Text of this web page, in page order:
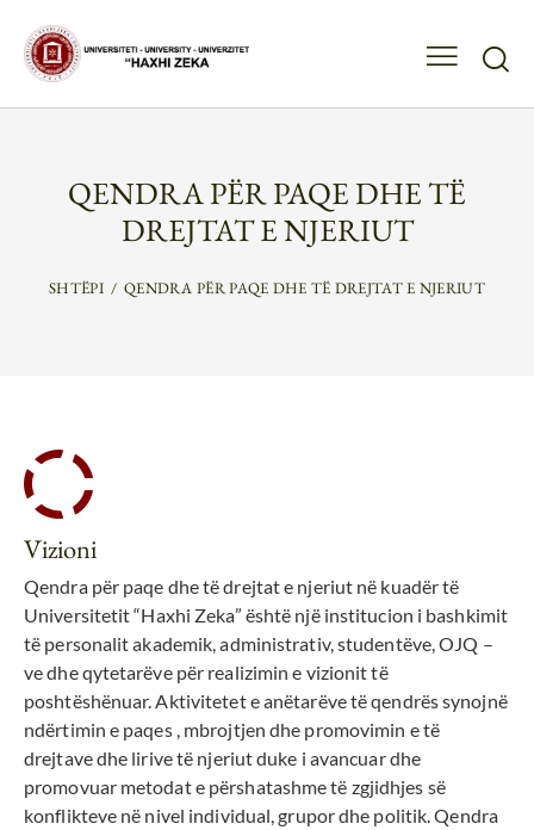
QENDRA PËR PAQE DHE TË
DREJTAT E NJERIUT
SHTËPI QENDRA PËR PAQE DHE TË DREJTAT E NJERIUT
Vizioni
Qendra për paqe dhe të drejtat e njeriut në kuadër të
Universitetit “Haxhi Zeka” është një institucion i bashkimit
të personalit akademik, administrativ, studentëve, OJQ –
ve dhe qytetarëve për realizimin e vizionit të
poshtëshënuar. Aktivitetet e anëtarëve të qendrës synojnë
ndërtimin e paqes , mbrojtjen dhe promovimin e të
drejtave dhe lirive të njeriut duke i avancuar dhe
promovuar metodat e përshatashme të zgjidhjes së
konflikteve në nivel individual, grupor dhe politik. Qendra